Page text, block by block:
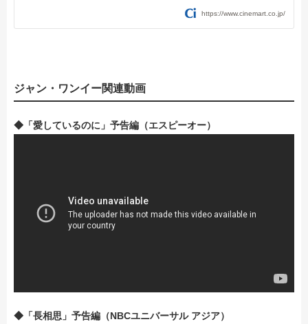
https://www.cinemart.co.jp/
ジャン・ワンイー関連動画
◆「愛しているのに」予告編（エスピーオー）
◆「長相思」予告編（NBCユニバーサル アジア）